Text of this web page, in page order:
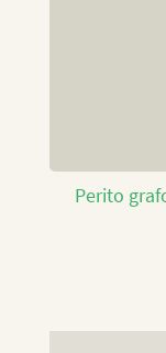
Perito